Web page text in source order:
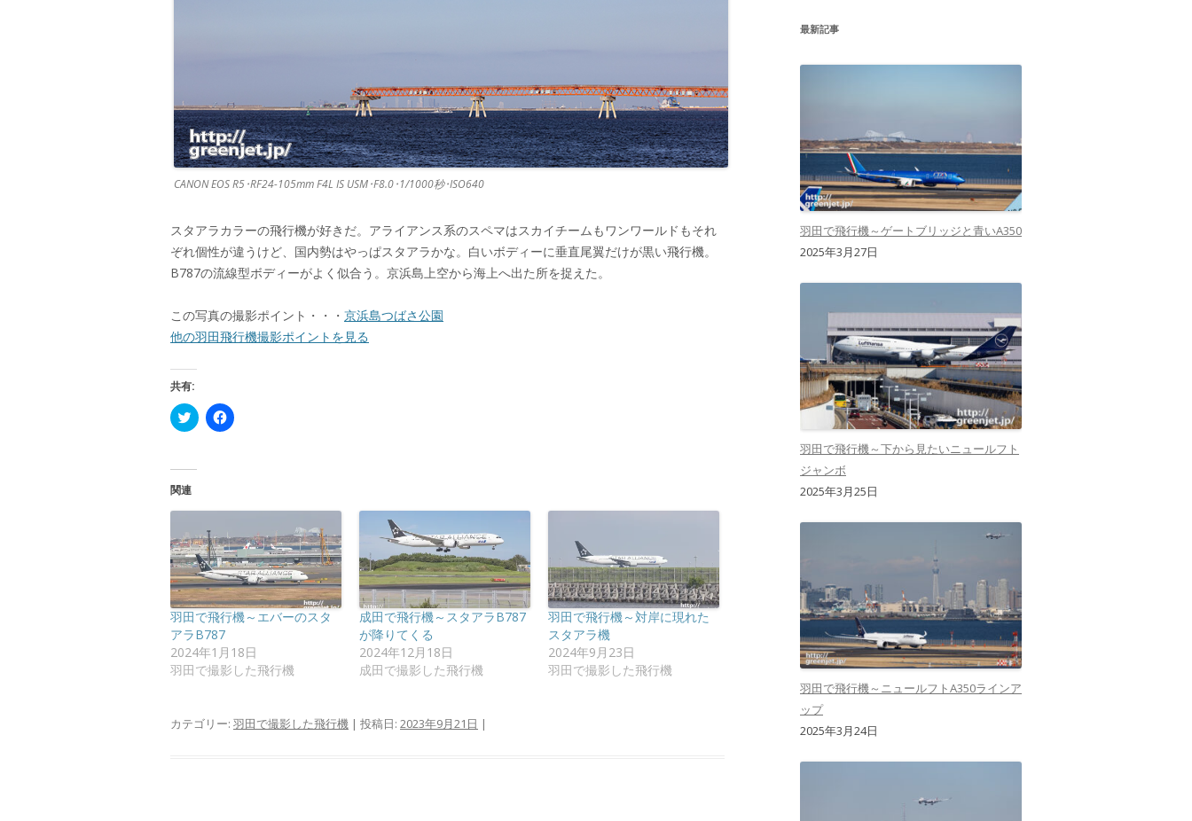
CANON EOS R5･RF24-105mm F4L IS USM･F8.0･1/1000秒･ISO640
スタアラカラーの飛行機が好きだ。アライアンス系のスペマはスカイチームもワンワールドもそれ
ぞれ個性が違うけど、国内勢はやっぱスタアラかな。白いボディーに垂直尾翼だけが黒い飛行機。
B787の流線型ボディーがよく似合う。京浜島上空から海上へ出た所を捉えた。
この写真の撮影ポイント・・・ 京浜島つばさ公園
他の羽田飛行機撮影ポイントを見る
共有:
ク
リ
て
i
e
r
で
共
有
(
新
し
い
ウ
ィ
ン
ド
開
き
F
a
で
す
る
に
は
ク
リ
ッ
ク
て
く
だ
さ
し
関連
羽田で飛行機～エバーのスタ
アラB787
2024年1月18日
羽田で撮影した飛行機
成田で飛行機～スタアラB787
が降りてくる
2024年12月18日
成田で撮影した飛行機
羽田で飛行機～対岸に現れた
スタアラ機
2024年9月23日
羽田で撮影した飛行機
カテゴリー: 羽田で撮影した飛行機 | 投稿日: 2023年9月21日 |
最新記事
羽田で飛行機～ゲートブリッジと青いA350
2025年3月27日
羽田で飛行機～下から見たいニュールフト
ジャンボ
2025年3月25日
羽田で飛行機～ニュールフトA350ラインア
ップ
2025年3月24日